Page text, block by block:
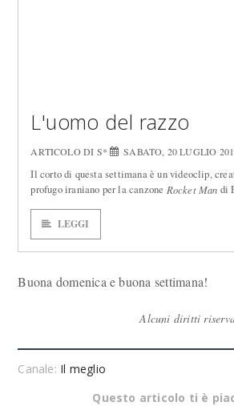
L'uomo del razzo
ARTICOLO DI S* SABATO, 20 LUGLIO
Il corto di questa settimana è un videoclip,
profugo iraniano per la canzone Rocket Man di
LEGGI
Buona domenica e buona settimana!
Alcuni diritti
Canale: Il meglio
Questo articolo ti è